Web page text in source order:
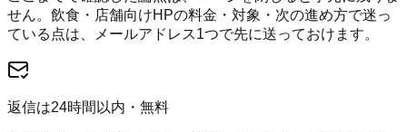
せん。 飲食・店舗向けHPの料金・対象・次の進め方で迷っ
ている点は、メールアドレス1つで先に送っておけます。
返信は24時間以内・無料